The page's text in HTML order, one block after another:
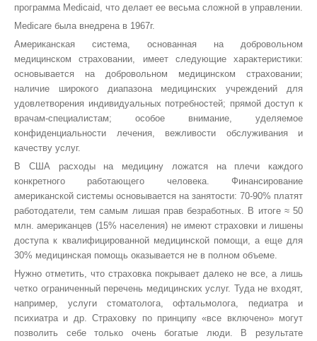
программа Medicaid, что делает ее весьма сложной в управлении.
Medicare была внедрена в 1967г.
Американская система, основанная на добровольном
медицинском страховании, имеет следующие характеристики:
основывается на добровольном медицинском страховании;
наличие широкого диапазона медицинских учреждений для
удовлетворения индивидуальных потребностей; прямой доступ к
врачам-специалистам; особое внимание, уделяемое
конфиденциальности лечения, вежливости обслуживания и
качеству услуг.
В США расходы на медицину ложатся на плечи каждого
конкретного работающего человека. Финансирование
американской системы основывается на занятости: 70-90% платят
работодатели, тем самым лишая прав безработных. В итоге ≈ 50
млн. американцев (15% населения) не имеют страховки и лишены
доступа к квалифицированной медицинской помощи, а еще для
30% медицинская помощь оказывается не в полном объеме.
Нужно отметить, что страховка покрывает далеко не все, а лишь
четко ограниченный перечень медицинских услуг. Туда не входят,
например, услуги стоматолога, офтальмолога, педиатра и
психиатра и др. Страховку по принципу «все включено» могут
позволить себе только очень богатые люди. В результате